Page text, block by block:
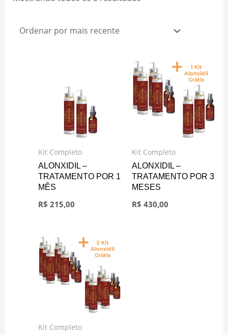
Kit Completo
ALONXIDIL –
TRATAMENTO POR 1
MÊS
R$ 215,00
Kit Completo
ALONXIDIL –
TRATAMENTO POR 3
MESES
R$ 430,00
Kit Completo